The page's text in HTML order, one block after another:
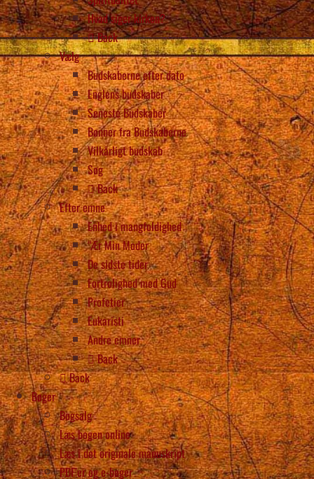
Hvad siger kirken?
Back
Vælg
Budskaberne efter dato
Englens budskaber
Seneste Budskaber
Bønner fra Budskaberne
Vilkårligt budskab
Søg
Back
Efter emne
Enhed i mangfoldighed
“Ær Min Moder
De sidste tider
Fortrolighed med Gud
Profetier
Eukaristi
Andre emner
Back
Back
Bøger
Bogsalg
Læs bogen online
Læs i det originale manuskript
PDF’er og e-bøger